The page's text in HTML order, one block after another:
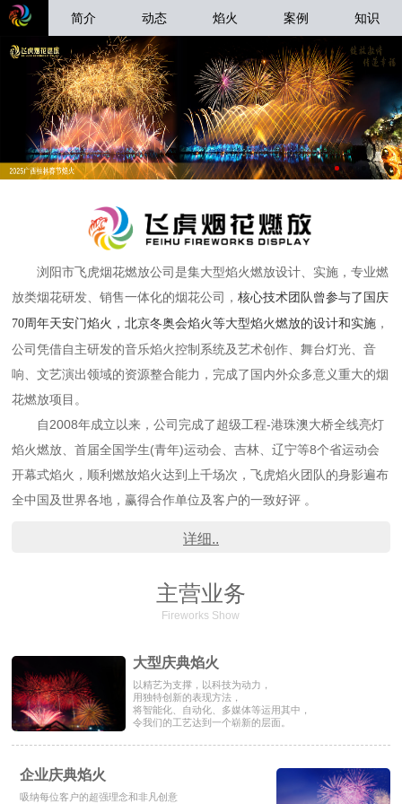
简介 动态 焰火 案例 知识
浏阳市飞虎烟花燃放公司是集大型焰火燃放设计、实施，专业燃
放类烟花研发、销售一体化的烟花公司，核心技术团队曾参与了国庆
70周年天安门焰火，北京冬奥会焰火等大型焰火燃放的设计和实施 ，
公司凭借自主研发的音乐焰火控制系统及艺术创作、舞台灯光、音
响、文艺演出领域的资源整合能力，完成了国内外众多意义重大的烟
花燃放项目。
自2008年成立以来，公司完成了超级工程-港珠澳大桥全线亮灯
焰火燃放、首届全国学生(青年)运动会、吉林、辽宁等8个省运动会
开幕式焰火，顺利燃放焰火达到上千场次，飞虎焰火团队的身影遍布
全中国及世界各地，赢得合作单位及客户的一致好评 。
详细..
主营业务
Fireworks Show
大型庆典焰火
以精艺为支撑，以科技为动力，
用独特创新的表现方法，
将智能化、自动化、多媒体等运用其中，
令我们的工艺达到一个崭新的层面。
企业庆典焰火
吸纳每位客户的超强理念和非凡创意